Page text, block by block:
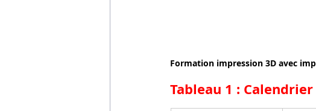
Formation impression 3D avec
Tableau 1 :